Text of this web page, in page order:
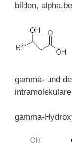
bilden,
gamma- und
gamma-